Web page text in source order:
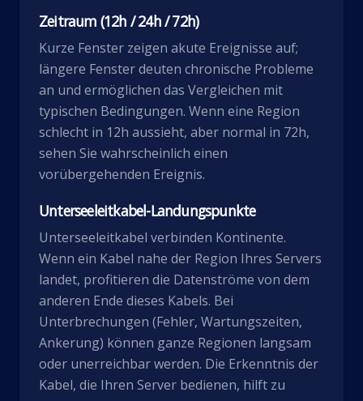
Zeitraum (12h / 24h / 72h)
Kurze Fenster zeigen akute Ereignisse auf;
längere Fenster deuten chronische Probleme
an und ermöglichen das Vergleichen mit
typischen Bedingungen. Wenn eine Region
schlecht in 12h aussieht, aber normal in 72h,
sehen Sie wahrscheinlich einen
vorübergehenden Ereignis.
Unterseeleitkabel-Landungspunkte
Unterseeleitkabel verbinden Kontinente.
Wenn ein Kabel nahe der Region Ihres Servers
landet, profitieren die Datenströme von dem
anderen Ende dieses Kabels. Bei
Unterbrechungen (Fehler, Wartungszeiten,
Ankerung) können ganze Regionen langsam
oder unerreichbar werden. Die Erkenntnis der
Kabel, die Ihren Server bedienen, hilft zu